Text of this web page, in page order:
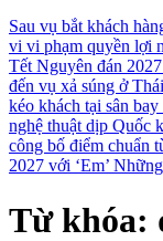
Sau vụ bắt khách
vi vi phạm quyền lợi
Tết Nguyên đán
đến vụ xả súng ở
kéo khách tại sân
nghệ thuật dịp Quốc
công bố điểm chuẩn
2027 với ‘Em’
Từ khóa: